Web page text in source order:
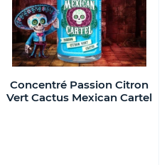
Concentré Passion Citron
Vert Cactus Mexican Cartel